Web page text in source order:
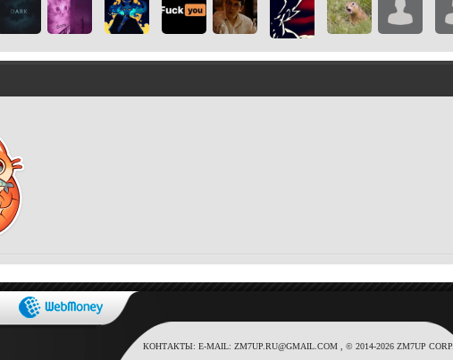
КОНТАКТЫ: E-MAIL: ZM7UP.RU@GMAIL.COM , © 2014-2026 ZM7UP CORP.